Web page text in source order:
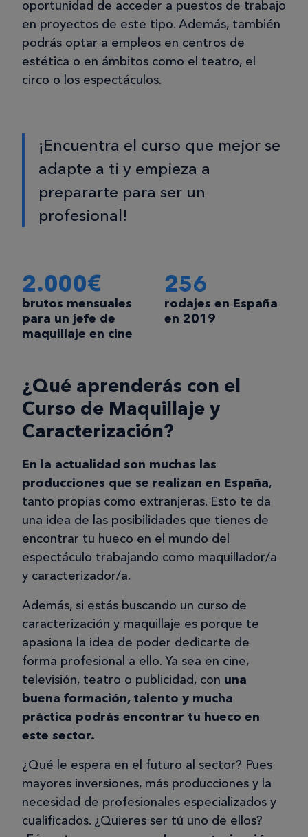
oportunidad de acceder a puestos de trabajo
en proyectos de este tipo. Además, también
podrás optar a empleos en centros de
estética o en ámbitos como el teatro, el
circo o los espectáculos.
¡Encuentra el curso que mejor se
adapte a ti y empieza a
prepararte para ser un
profesional!
2.000€
brutos mensuales
para un jefe de
maquillaje en cine
256
rodajes en España
en 2019
¿Qué aprenderás con el
Curso de Maquillaje y
Caracterización?
En la actualidad son muchas las
producciones que se realizan en España,
tanto propias como extranjeras. Esto te da
una idea de las posibilidades que tienes de
encontrar tu hueco en el mundo del
espectáculo trabajando como maquillador/a
y caracterizador/a.
Además, si estás buscando un curso de
caracterización y maquillaje es porque te
apasiona la idea de poder dedicarte de
forma profesional a ello. Ya sea en cine,
televisión, teatro o publicidad, con una
buena formación, talento y mucha
práctica podrás encontrar tu hueco en
este sector.
¿Qué le espera en el futuro al sector? Pues
mayores inversiones, más producciones y la
necesidad de profesionales especializados y
cualificados. ¿Quieres ser tú uno de ellos?